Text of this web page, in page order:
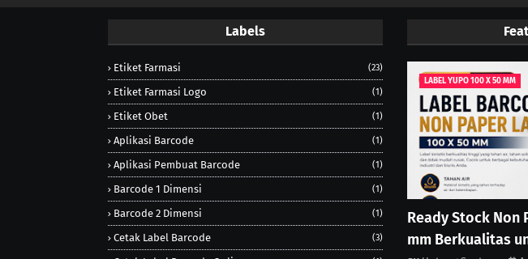
Labels
Etiket Farmasi (23)
Etiket Farmasi Logo (1)
Etiket Obet (1)
Aplikasi Barcode (1)
Aplikasi Pembuat Barcode (1)
Barcode 1 Dimensi (1)
Barcode 2 Dimensi (1)
Cetak Label Barcode (3)
LABEL YUPO 100 X 50 MM
Ready Stock Non
mm Berkualitas